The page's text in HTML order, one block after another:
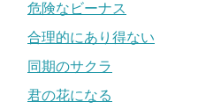
危険なビーナス
合理的にあり得ない
同期のサクラ
君の花になる